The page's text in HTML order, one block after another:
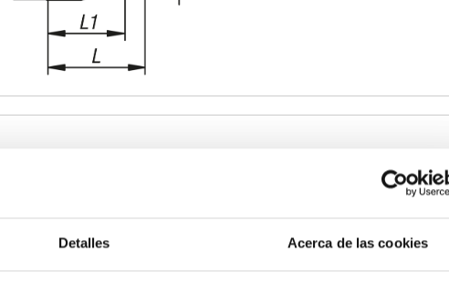
Detalles Acerca de las cookies
15